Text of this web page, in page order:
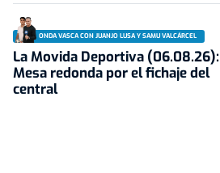
ONDA VASCA CON JUANJO LUSA Y SAMU VALCÁRCEL
La Movida Deportiva (06.08.26):
Mesa redonda por el fichaje del
central